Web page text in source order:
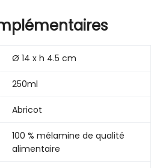
Ø 14 x h 4.5 cm
250ml
Abricot
100 % mélamine de qualité
alimentaire